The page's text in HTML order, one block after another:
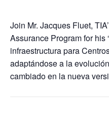
Join Mr. Jacques Fluet,
Assurance Program for his
infraestructura para
adaptándose a la
cambiado en la nueva